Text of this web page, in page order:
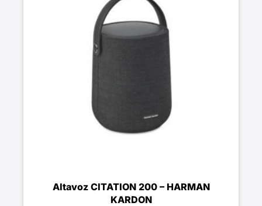
Altavoz CITATION 200 – HARMAN
KARDON